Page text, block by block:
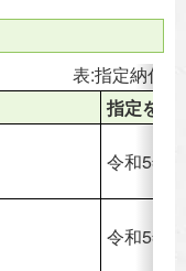
表:指定納付
指定をし
令和5年4
令和5年4